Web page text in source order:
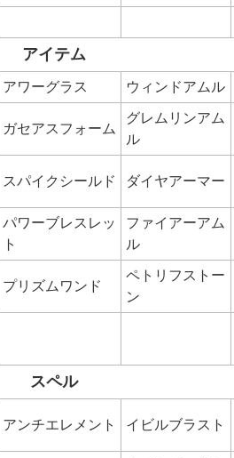
アイテム
アワーグラス ウィンドアムル
ガセアスフォーム
グレムリンアム
ル
スパイクシールド ダイヤアーマー
パワーブレスレッ
ト
ファイアーアム
ル
プリズムワンド
ペトリフストー
ン
スペル
アンチエレメント イビルブラスト